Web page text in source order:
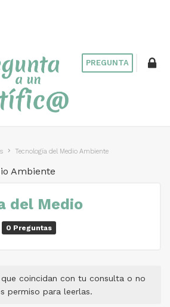
PREGUNTA
Tecnología del Medio Ambiente
Ambiente
del Medio
0 Preguntas
coincidan con tu consulta o no
permiso para leerlas.